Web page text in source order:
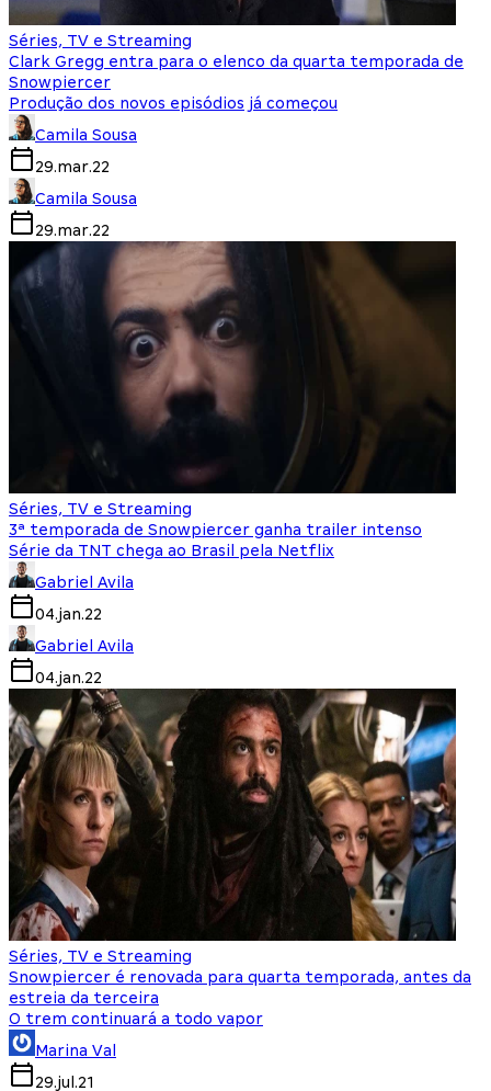
Séries, TV e Streaming
Clark Gregg entra para o elenco da quarta temporada de
Snowpiercer
Produção dos novos episódios já começou
Camila Sousa
29.mar.22
Camila Sousa
29.mar.22
Séries, TV e Streaming
3ª temporada de Snowpiercer ganha trailer intenso
Série da TNT chega ao Brasil pela Netflix
Gabriel Avila
04.jan.22
Gabriel Avila
04.jan.22
Séries, TV e Streaming
Snowpiercer é renovada para quarta temporada, antes da
estreia da terceira
O trem continuará a todo vapor
Marina Val
29.jul.21